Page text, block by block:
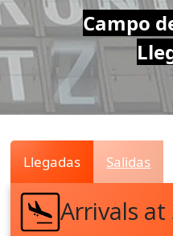
Air
Traffic
Live
Campo
Llegadas Salidas
Arrivals at